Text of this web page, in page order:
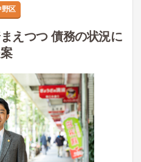
野区
えつつ 債務の状況に